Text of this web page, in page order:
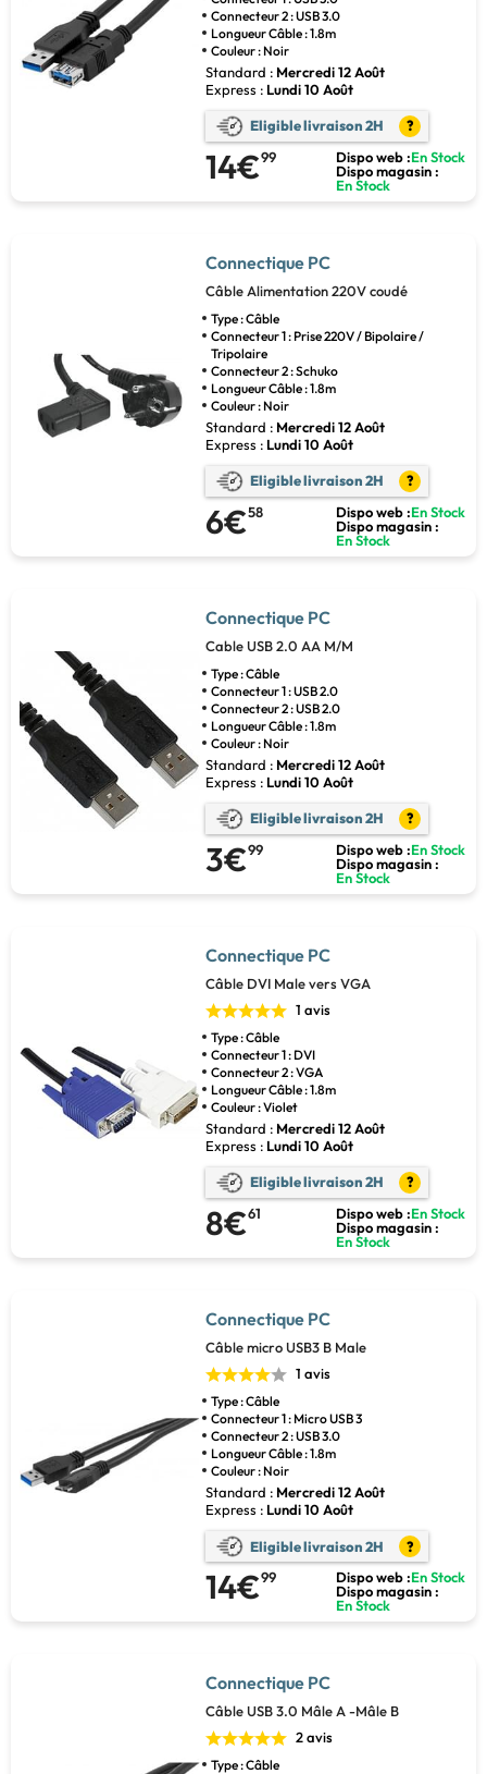
Connecteur 2 : USB 3.0
Longueur Câble : 1.8m
Couleur : Noir
Standard : Mercredi 12 Août
Express : Lundi 10 Août
Eligible livraison 2H ?
14€99 Dispo web :En Stock
Dispo magasin :
En Stock
Connectique PC
Câble Alimentation 220V coudé
Type : Câble
Connecteur 1 : Prise 220V / Bipolaire /
Tripolaire
Connecteur 2 : Schuko
Longueur Câble : 1.8m
Couleur : Noir
Standard : Mercredi 12 Août
Express : Lundi 10 Août
Eligible livraison 2H ?
6€58 Dispo web :En Stock
Dispo magasin :
En Stock
Connectique PC
Cable USB 2.0 AA M/M
Type : Câble
Connecteur 1 : USB 2.0
Connecteur 2 : USB 2.0
Longueur Câble : 1.8m
Couleur : Noir
Standard : Mercredi 12 Août
Express : Lundi 10 Août
Eligible livraison 2H ?
3€99 Dispo web :En Stock
Dispo magasin :
En Stock
Connectique PC
Câble DVI Male vers VGA
1 avis
Type : Câble
Connecteur 1 : DVI
Connecteur 2 : VGA
Longueur Câble : 1.8m
Couleur : Violet
Standard : Mercredi 12 Août
Express : Lundi 10 Août
Eligible livraison 2H ?
8€61 Dispo web :En Stock
Dispo magasin :
En Stock
Connectique PC
Câble micro USB3 B Male
1 avis
Type : Câble
Connecteur 1 : Micro USB 3
Connecteur 2 : USB 3.0
Longueur Câble : 1.8m
Couleur : Noir
Standard : Mercredi 12 Août
Express : Lundi 10 Août
Eligible livraison 2H ?
14€99 Dispo web :En Stock
Dispo magasin :
En Stock
Connectique PC
Câble USB 3.0 Mâle A -Mâle B
2 avis
Type : Câble